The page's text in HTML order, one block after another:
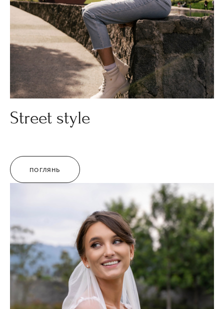
Street style
ПОГЛЯНЬ